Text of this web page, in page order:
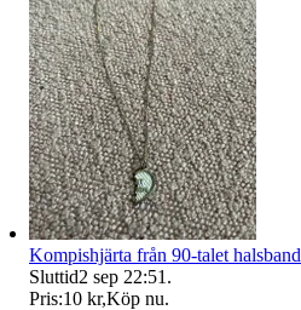
Kompishjärta från 90-talet halsband
Sluttid2 sep 22:51 .
Pris:10 kr,Köp nu.